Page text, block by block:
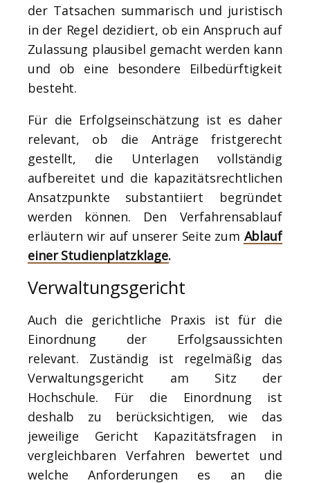
der Tatsachen summarisch und juristisch
in der Regel dezidiert, ob ein Anspruch auf
Zulassung plausibel gemacht werden kann
und ob eine besondere Eilbedürftigkeit
besteht.
Für die Erfolgseinschätzung ist es daher
relevant, ob die Anträge fristgerecht
gestellt, die Unterlagen vollständig
aufbereitet und die kapazitätsrechtlichen
Ansatzpunkte substantiiert begründet
werden können. Den Verfahrensablauf
erläutern wir auf unserer Seite zum Ablauf
einer Studienplatzklage.
Verwaltungsgericht
Auch die gerichtliche Praxis ist für die
Einordnung der Erfolgsaussichten
relevant. Zuständig ist regelmäßig das
Verwaltungsgericht am Sitz der
Hochschule. Für die Einordnung ist
deshalb zu berücksichtigen, wie das
jeweilige Gericht Kapazitätsfragen in
vergleichbaren Verfahren bewertet und
welche Anforderungen es an die